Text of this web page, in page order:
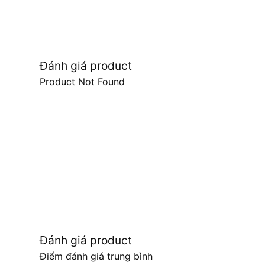
Đánh giá product
Product Not Found
Đánh giá product
Điểm đánh giá trung bình